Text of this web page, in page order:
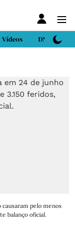
Vídeos DN Sport
pelo menos
balanço oficial.